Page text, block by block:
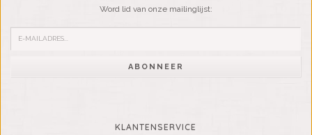
Word lid van onze mailinglijst:
ABONNEER
KLANTENSERVICE